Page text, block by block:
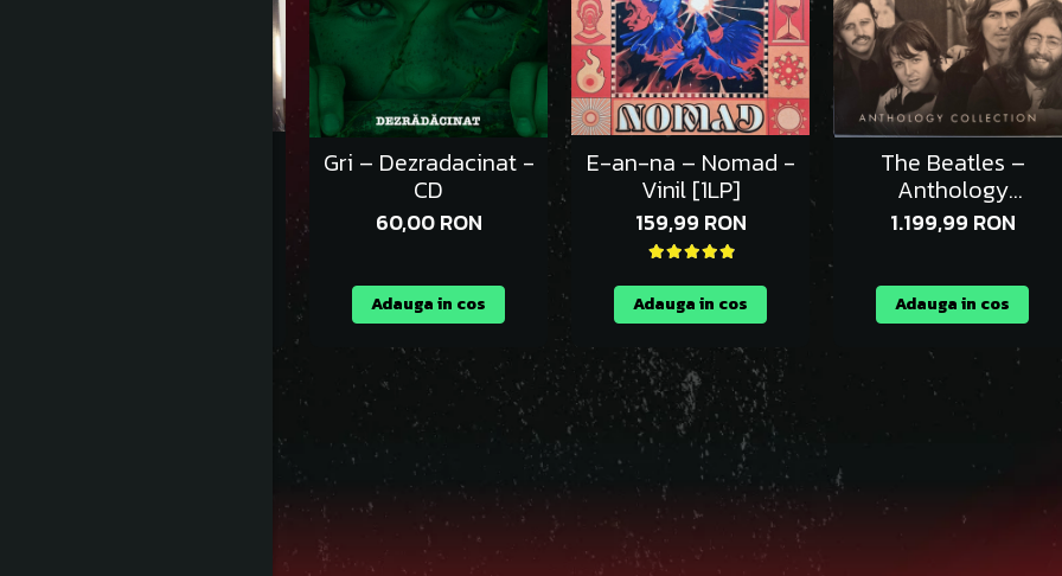
Gri – Dezradacinat -
CD
60,00 RON
Adauga in cos
E-an-na – Nomad -
Vinil [1LP]
159,99 RON
Adauga in cos
The Beatles –
Anthology
Collection - Vinil
Box [12LP]
1.199,99 RON
Adauga in cos